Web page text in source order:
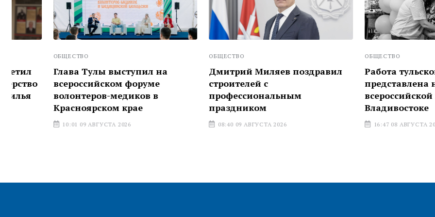
Глава Тулы выступил на
всероссийском форуме
волонтеров-медиков в
Красноярском крае
10:01 09 АВГУСТА 2026
Дмитрий Миляев поздравил
строителей с
профессиональным
праздником
08:40 09 АВГУСТА 2026
Работа тульского
представлена на
всероссийской
Владивостоке
16:47 08 АВГУСТА 2026